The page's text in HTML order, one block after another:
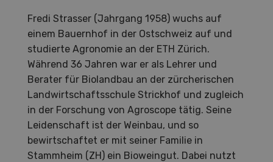
Fredi Strasser (Jahrgang 1958) wuchs auf
einem Bauernhof in der Ostschweiz auf und
studierte Agronomie an der ETH Zürich.
Während 36 Jahren war er als Lehrer und
Berater für Biolandbau an der zürcherischen
Landwirtschaftsschule Strickhof und zugleich
in der Forschung von Agroscope tätig. Seine
Leidenschaft ist der Weinbau, und so
bewirtschaftet er mit seiner Familie in
Stammheim (ZH) ein Bioweingut. Dabei nutzt